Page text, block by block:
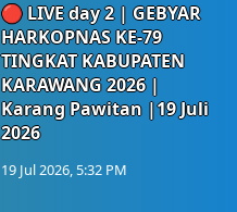
🔴 LIVE day 2 | GEBYAR
HARKOPNAS KE-79
TINGKAT KABUPATEN
KARAWANG 2026 |
Karang Pawitan |19 Juli
2026
19 Jul 2026, 5:32 PM